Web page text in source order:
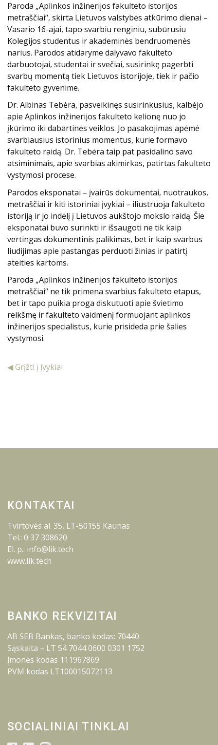
Paroda „Aplinkos inžinerijos fakulteto istorijos
metraščiai“, skirta Lietuvos valstybės atkūrimo dienai –
Vasario 16-ajai, tapo svarbiu renginiu, subūrusiu
Kolegijos studentus ir akademinės bendruomenės
narius. Parodos atidaryme dalyvavo fakulteto
darbuotojai, studentai ir svečiai, susirinkę pagerbti
svarbų momentą tiek Lietuvos istorijoje, tiek ir pačio
fakulteto gyvenime.
Dr. Albinas Tebėra, pasveikinęs susirinkusius, kalbėjo
apie Aplinkos inžinerijos fakulteto kelionę nuo jo
įkūrimo iki dabartinės veiklos. Jo pasakojimas apėmė
svarbiausius istorinius momentus, kurie formavo
fakulteto raidą. Dr. Tebėra taip pat pasidalino savo
atsiminimais, apie svarbias akimirkas, patirtas fakulteto
vystymosi procese.
Parodos eksponatai – įvairūs dokumentai, nuotraukos,
metraščiai ir kiti istoriniai įvykiai – iliustruoja fakulteto
istoriją ir jo indėlį į Lietuvos aukštojo mokslo raidą. Šie
eksponatai buvo surinkti ir išsaugoti ne tik kaip
vertingas dokumentinis palikimas, bet ir kaip svarbus
liudijimas apie pastangas perduoti žinias ir patirtį
ateities kartoms.
Paroda „Aplinkos inžinerijos fakulteto istorijos
metraščiai“ ne tik primena svarbius fakulteto etapus,
bet ir tapo puikia proga diskutuoti apie švietimo
reikšmę ir fakulteto vaidmenį formuojant aplinkos
inžinerijos specialistus, kurie prisideda prie šalies
vystymosi.
◀ Grįžti į Įvykiai
KONTAKTAI
Tvirtovės al. 35, LT-50155 Kaunas
Tel.: 0 37 308620
El. p.: info@lik.tech
www.lik.tech
BANKO REKVIZITAI
AB SEB Bankas, banko kodas: 70440
Sąskaita – LT 54 7044 0600 0301 1752
Įmonės kodas 111967869
PVM kodas LT100015072113
SOCIALINIAI TINKLAI